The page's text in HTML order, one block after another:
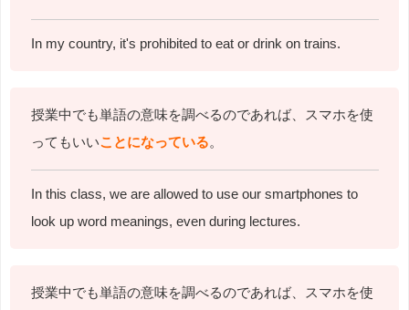
In my country, it's prohibited to eat or drink on trains.
授業中でも単語の意味を調べるのであれば、スマホを使
ってもいいことになっている。
In this class, we are allowed to use our smartphones to
look up word meanings, even during lectures.
授業中でも単語の意味を調べるのであれば、スマホを使